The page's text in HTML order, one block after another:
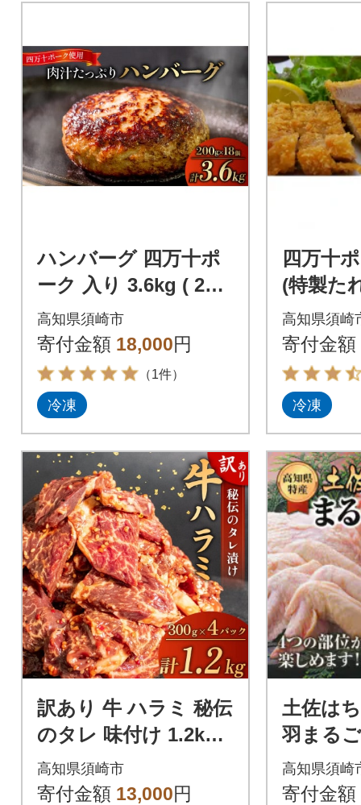
ハンバーグ 四万十ポ
ーク 入り 3.6kg ( 200
g × 18個 ) 真空 小分け
個包装
高知県須崎市
寄付金額 18,000円
（1件）
冷凍
四万十
(特製た
高知県須崎
寄付金額
冷凍
訳あり 牛 ハラミ 秘伝
のタレ 味付け 1.2kg (
300g × 4パック )
高知県須崎市
寄付金額 13,000円
土佐は
羽まる
しセッ
高知県須崎
寄付金額